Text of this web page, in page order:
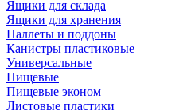
Ящики для склада
Ящики для хранения
Паллеты и поддоны
Канистры пластиковые
Универсальные
Пищевые
Пищевые эконом
Листовые пластики